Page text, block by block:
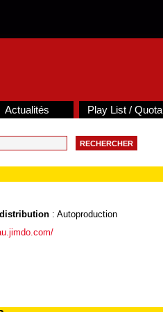
Actualités Play List / Quota
: Autoproduction